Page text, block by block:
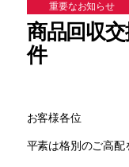
重要なお知らせ
商品回収
件
お客様各位
平素は格別のご高配